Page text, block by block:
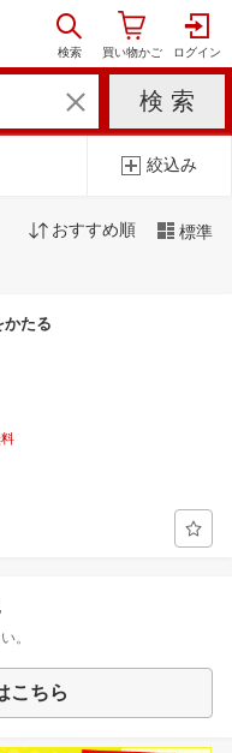
絞込み
おすすめ順 標準
かたる
。
こちら